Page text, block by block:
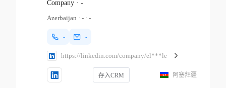
Company· -
Azerbaijan · -· -
- -
https://linkedin.com/company/el***le
存入CRM 阿塞拜疆